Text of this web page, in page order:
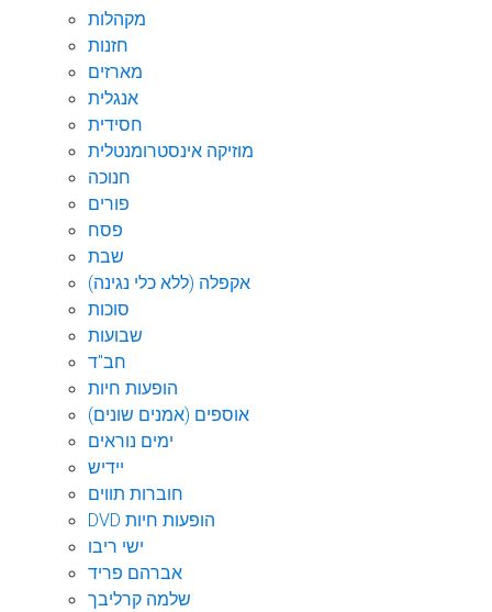
מקהלות
חזנות
מארזים
אנגלית
חסידית
מוזיקה אינסטרומנטלית
חנוכה
פורים
פסח
שבת
אקפלה (ללא כלי נגינה)
סוכות
שבועות
חב"ד
הופעות חיות
אוספים (אמנים שונים)
ימים נוראים
יידיש
חוברות תווים
DVD הופעות חיות
ישי ריבו
אברהם פריד
שלמה קרליבך